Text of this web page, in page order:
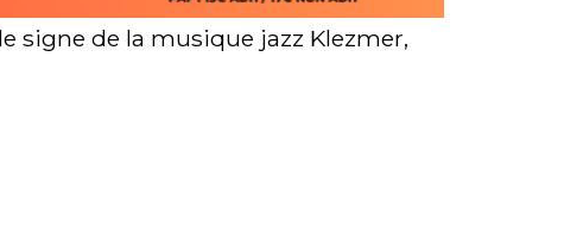
signe de la musique jazz Klezmer,